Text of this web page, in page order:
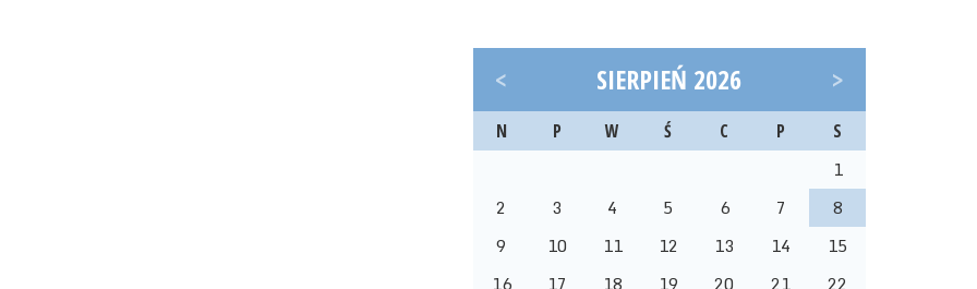
< SIERPIEŃ 2026 >
N P W Ś C P S
1
2
3 4 5 6 7
8
9
10 11 12 13 14
15
16
17 18 19 20 21
22